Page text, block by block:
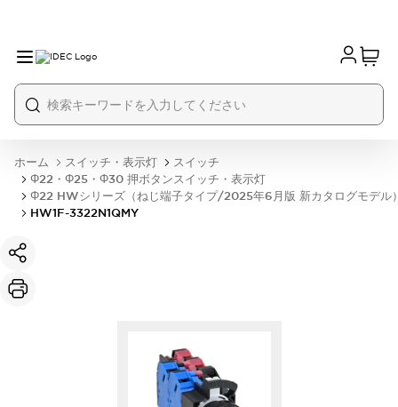
ホーム スイッチ・表示灯
スイッチ
Φ22・Φ25・Φ30 押ボタンスイッチ・表示灯
Φ22 HWシリーズ（ねじ端子タイプ/2025年6月版 新カタログモデル
HW1F-3322N1QMY